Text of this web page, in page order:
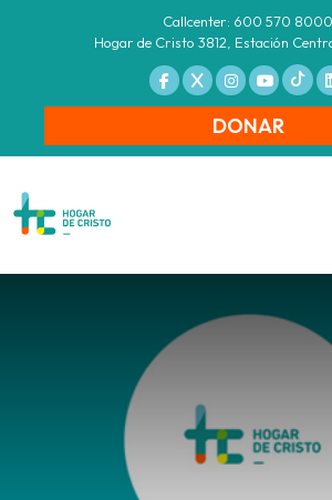
Callcenter: 600 570 8000
Hogar de Cristo 3812, Estación
DONAR